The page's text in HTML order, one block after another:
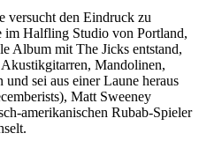
versucht den Eindruck zu
im Halfling Studio von Portland,
Album mit The Jicks entstand,
Mandolinen,
sei aus einer Laune heraus
Matt Sweeney
amerikanischen Rubab-Spieler